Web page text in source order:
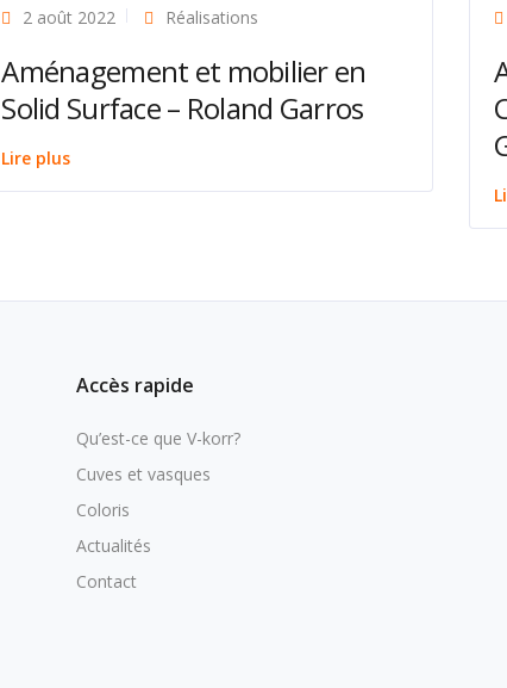
2 août 2022 Réalisations
Aménagement et mobilier en
Solid Surface – Roland Garros
Lire plus
Accès rapide
Qu’est-ce que V-korr?
Cuves et vasques
Coloris
Actualités
Contact